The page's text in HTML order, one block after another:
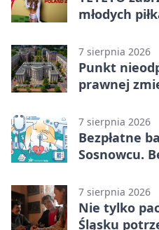
młodych
7 sierpnia 2026
Punkt
prawnej
7 sierpnia 2026
Bezpłatne
Sosnowcu.
7 sierpnia 2026
Nie tylko
Śląsku